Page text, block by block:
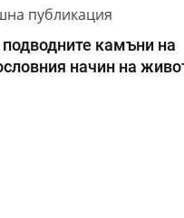
публикация
подводните камъни на
начин на